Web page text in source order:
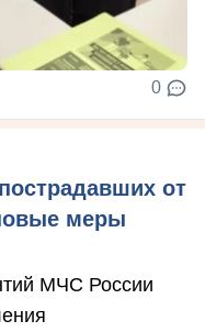
0
от
меры
МЧС России